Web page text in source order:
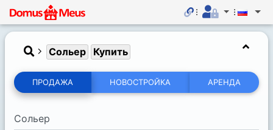
Сольер Купить
ПРОДАЖА НОВОСТРОЙКА АРЕНДА